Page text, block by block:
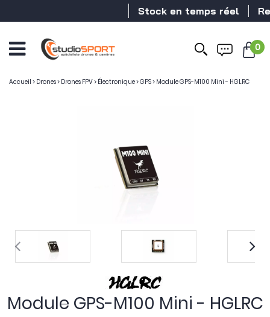
Stock en temps réel
0
Accueil > Drones> Drones FPV> Électronique>GPS> Module GPS-M100 Mini - HGLRC
Module GPS-M100 Mini - HGLRC